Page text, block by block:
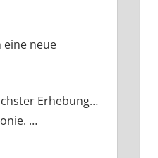
eine neue
Erhebung…
…